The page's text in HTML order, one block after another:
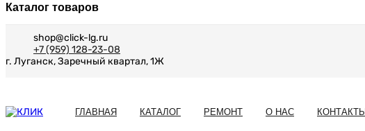
Каталог товаров
shop@click-lg.ru
+7 (959) 128-23-08
г. Луганск, Заречный квартал, 1Ж
ГЛАВНАЯ КАТАЛОГ РЕМОНТ О НАС КОНТАКТЫ